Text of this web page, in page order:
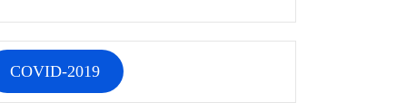
COVID-2019